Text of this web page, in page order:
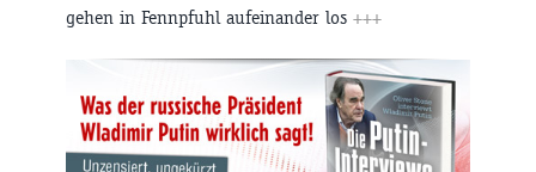
gehen in Fennpfuhl aufeinander los +++